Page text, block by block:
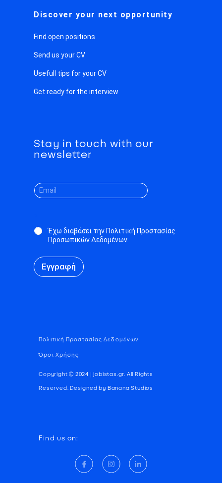
Discover your next opportunity
Find open positions
Send us your CV
Usefull tips for your CV
Get ready for the interview
Stay in touch with our
newsletter
Έχω διαβάσει την Πολιτική Προστασίας
Προσωπικών Δεδομένων.
Εγγραφή
Πολιτική Προστασίας Δεδομένων
Όροι Χρήσης
Copyright © 2024 | jobistas.gr. All Rights
Reserved. Designed by Banana Studios
Find us on: